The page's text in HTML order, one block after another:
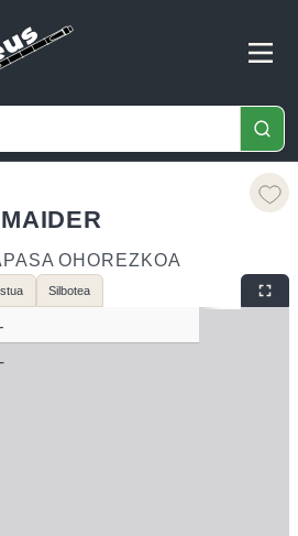
MAIDER
OHOREZKOA
Silbotea